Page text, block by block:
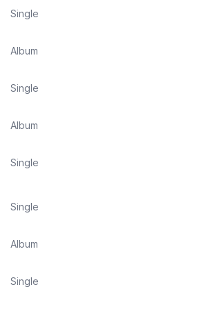
Single
Album
Single
Album
Single
Single
Album
Single